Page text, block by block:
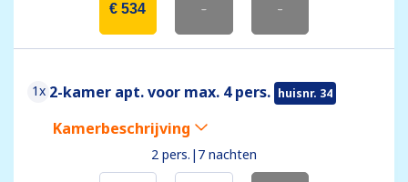
€ 534 - -
1x 2-kamer apt. voor max. 4 pers. huisnr. 34
Kamerbeschrijving
2 pers. | 7 nachten